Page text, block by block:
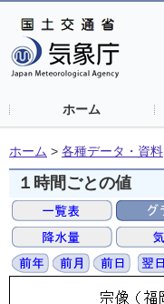
ホーム
ホーム > 各種データ・資料
１時間ごとの値